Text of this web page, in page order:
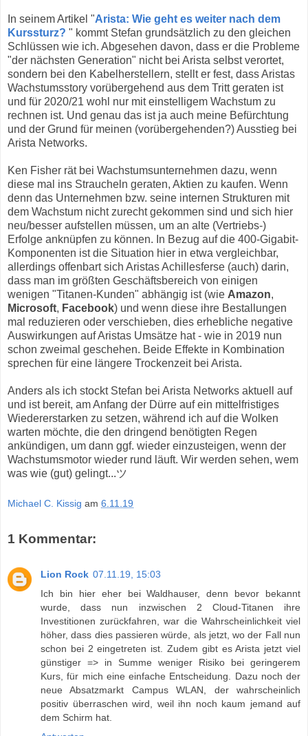
In seinem Artikel "Arista: Wie geht es weiter nach dem
Kurssturz? " kommt Stefan grundsätzlich zu den gleichen
Schlüssen wie ich. Abgesehen davon, dass er die Probleme
"der nächsten Generation" nicht bei Arista selbst verortet,
sondern bei den Kabelherstellern, stellt er fest, dass Aristas
Wachstumsstory vorübergehend aus dem Tritt geraten ist
und für 2020/21 wohl nur mit einstelligem Wachstum zu
rechnen ist. Und genau das ist ja auch meine Befürchtung
und der Grund für meinen (vorübergehenden?) Ausstieg bei
Arista Networks.
Ken Fisher rät bei Wachstumsunternehmen dazu, wenn
diese mal ins Straucheln geraten, Aktien zu kaufen. Wenn
denn das Unternehmen bzw. seine internen Strukturen mit
dem Wachstum nicht zurecht gekommen sind und sich hier
neu/besser aufstellen müssen, um an alte (Vertriebs-)
Erfolge anknüpfen zu können. In Bezug auf die 400-Gigabit-
Komponenten ist die Situation hier in etwa vergleichbar,
allerdings offenbart sich Aristas Achillesferse (auch) darin,
dass man im größten Geschäftsbereich von einigen
wenigen "Titanen-Kunden" abhängig ist (wie Amazon,
Microsoft, Facebook) und wenn diese ihre Bestallungen
mal reduzieren oder verschieben, dies erhebliche negative
Auswirkungen auf Aristas Umsätze hat - wie in 2019 nun
schon zweimal geschehen. Beide Effekte in Kombination
sprechen für eine längere Trockenzeit bei Arista.
Anders als ich stockt Stefan bei Arista Networks aktuell auf
und ist bereit, am Anfang der Dürre auf ein mittelfristiges
Wiedererstarken zu setzen, während ich auf die Wolken
warten möchte, die den dringend benötigten Regen
ankündigen, um dann ggf. wieder einzusteigen, wenn der
Wachstumsmotor wieder rund läuft. Wir werden sehen, wem
was wie (gut) gelingt...ツ
Michael C. Kissig am 6.11.19
1 Kommentar:
Lion Rock 07.11.19, 15:03
Ich bin hier eher bei Waldhauser, denn bevor bekannt
wurde, dass nun inzwischen 2 Cloud-Titanen ihre
Investitionen zurückfahren, war die Wahrscheinlichkeit viel
höher, dass dies passieren würde, als jetzt, wo der Fall nun
schon bei 2 eingetreten ist. Zudem gibt es Arista jetzt viel
günstiger => in Summe weniger Risiko bei geringerem
Kurs, für mich eine einfache Entscheidung. Dazu noch der
neue Absatzmarkt Campus WLAN, der wahrscheinlich
positiv überraschen wird, weil ihn noch kaum jemand auf
dem Schirm hat.